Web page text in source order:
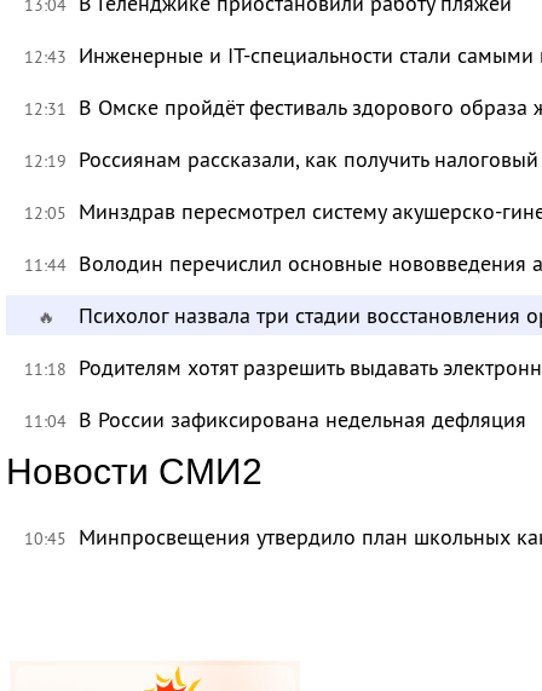
12:43 Инженерные и IT-специальности стали
12:31 В Омске пройдёт фестиваль здорового
12:19 Россиянам рассказали, как получить
12:05 Минздрав пересмотрел систему акушерско-
11:44 Володин перечислил основные нововведения
🔥 Психолог назвала три стадии восстановления
11:18 Родителям хотят разрешить выдавать
11:04 В России зафиксирована недельная дефляция
Новости СМИ2
10:45 Минпросвещения утвердило план школьных